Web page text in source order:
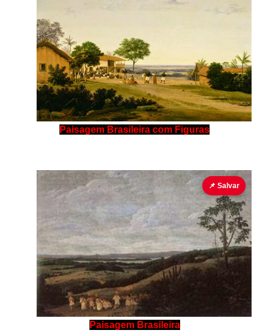
Paisagem Brasileira com Figuras
📌 Salvar
Paisagem Brasileira